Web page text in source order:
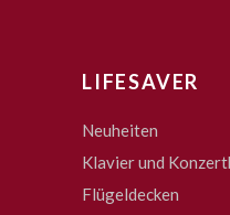
LIFESAVER
Neuheiten
Klavier und
Flügeldecken